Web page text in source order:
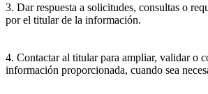
3. Dar respuesta a solicitudes, consultas o
por el titular de la información.
4. Contactar al titular para ampliar, validar o
información proporcionada, cuando sea